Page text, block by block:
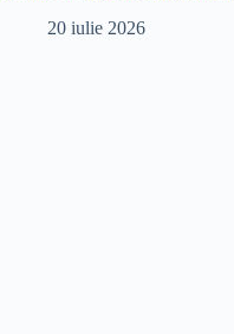
20 iulie 2026